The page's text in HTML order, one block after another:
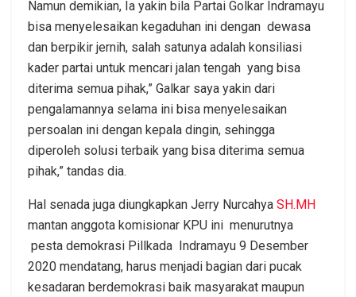
Namun demikian, Ia yakin bila Partai Golkar Indramayu
bisa menyelesaikan kegaduhan ini dengan dewasa
dan berpikir jernih, salah satunya adalah konsiliasi
kader partai untuk mencari jalan tengah yang bisa
diterima semua pihak,” Galkar saya yakin dari
pengalamannya selama ini bisa menyelesaikan
persoalan ini dengan kepala dingin, sehingga
diperoleh solusi terbaik yang bisa diterima semua
pihak,” tandas dia.
Hal senada juga diungkapkan Jerry Nurcahya SH.MH
mantan anggota komisionar KPU ini menurutnya
pesta demokrasi Pillkada Indramayu 9 Desember
2020 mendatang, harus menjadi bagian dari pucak
kesadaran berdemokrasi baik masyarakat maupun